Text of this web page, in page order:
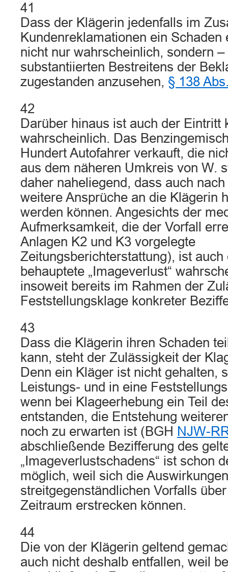
41
Dass der Klägerin jedenfalls im
Kundenreklamationen ein Schaden
nicht nur wahrscheinlich, sondern
substantiierten Bestreitens der
zugestanden anzusehen, § 138
42
Darüber hinaus ist auch der Eintritt
wahrscheinlich. Das
Hundert Autofahrer verkauft, die
aus dem näheren Umkreis von W.
daher naheliegend, dass auch
weitere Ansprüche an die Klägerin
werden können. Angesichts der
Aufmerksamkeit, die der Vorfall
Anlagen K2 und K3 vorgelegte
Zeitungsberichterstattung), ist
behauptete „Imageverlust“
insoweit bereits im Rahmen der
Feststellungsklage konkreter
43
Dass die Klägerin ihren Schaden
kann, steht der Zulässigkeit der
Denn ein Kläger ist nicht gehalten,
Leistungs- und in eine
wenn bei Klageerhebung ein Teil
entstanden, die Entstehung
noch zu erwarten ist (BGH NJW-
abschließende Bezifferung des
„Imageverlustschadens“ ist schon
möglich, weil sich die
streitgegenständlichen Vorfalls
Zeitraum erstrecken können.
44
Die von der Klägerin geltend
auch nicht deshalb entfallen, weil